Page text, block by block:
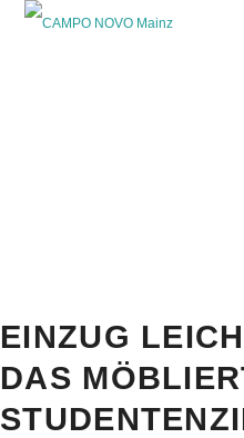
EINZUG
DAS